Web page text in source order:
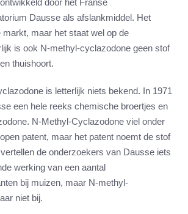
door het Franse
Dausse als afslankmiddel. Het
markt, maar het staat wel op de
is ook N-methyl-cyclazodone geen stof
thuishoort.
is letterlijk niets bekend. In 1971
een hele reeks chemische broertjes en
N-Methyl-Cyclazodone viel onder
patent, maar het patent noemt de stof
de onderzoekers van Dausse iets
werking van een aantal
bij muizen, maar N-methyl-
niet bij.